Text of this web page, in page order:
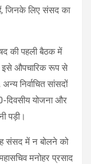
जिनके लिए संसद का
की पहली बैठक में
इसे औपचारिक रूप से
निर्वाचित सांसदों
दिवसीय योजना और
पड़ी।
संसद में न बोलने को
मनोहर प्रसाद